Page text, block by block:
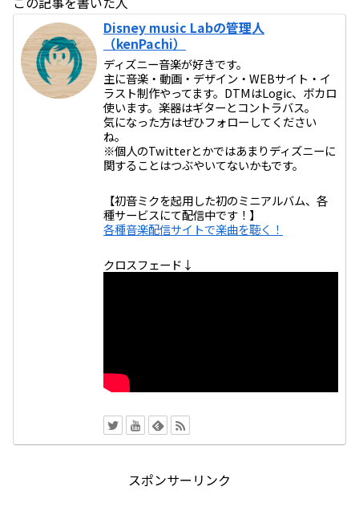
Disney music Labの管理人
（kenPachi）
ディズニー音楽が好きです。
主に音楽・動画・デザイン・WEBサイト・イ
ラスト制作やってます。DTMはLogic、ボカロ
使います。楽器はギターとコントラバス。
気になった方はぜひフォローしてください
ね。
※個人のTwitterとかではあまりディズニーに
関することはつぶやいてないかもです。
【初音ミクを起用した初のミニアルバム、各
種サービスにて配信中です！】
各種音楽配信サイトで楽曲を聴く！
クロスフェード↓
スポンサーリンク